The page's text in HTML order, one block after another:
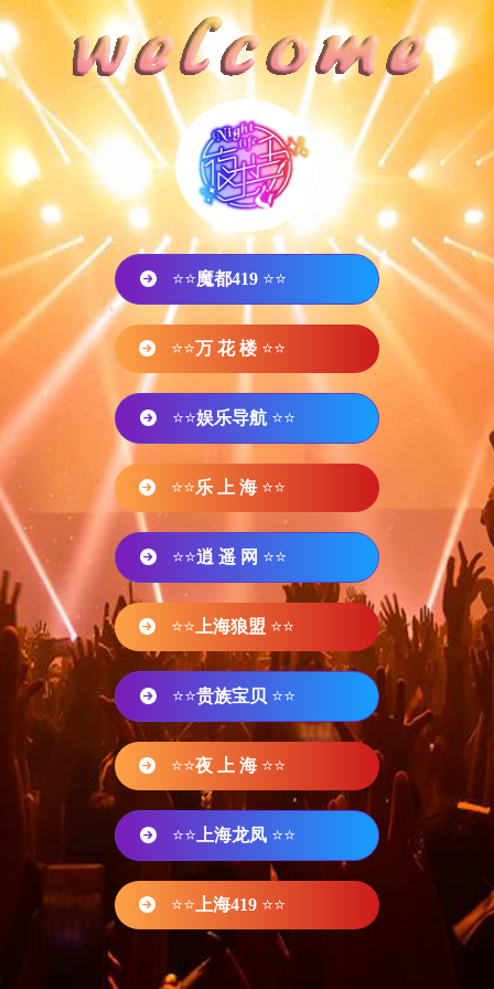
⭐⭐魔都419 ⭐⭐
⭐⭐万 花 楼 ⭐⭐
⭐⭐娱乐导航 ⭐⭐
⭐⭐乐 上 海 ⭐⭐
⭐⭐逍 遥 网 ⭐⭐
⭐⭐ 上海狼盟 ⭐⭐
⭐⭐贵族宝贝 ⭐⭐
⭐⭐夜 上 海 ⭐⭐
⭐⭐ 上海龙凤 ⭐⭐
⭐⭐ 上海419 ⭐⭐